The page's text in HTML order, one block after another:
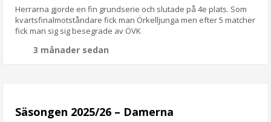
Herrarna gjorde en fin grundserie och slutade på 4e plats. Som
kvartsfinalmotståndare fick man Örkelljunga men efter 5 matcher
fick man sig sig besegrade av ÖVK
3 månader sedan
Säsongen 2025/26 – Damerna